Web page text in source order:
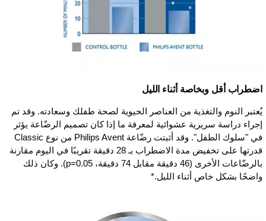
اضطراب أقل وبخاصة أثناء الليل
يُعتبر النوم والتغذية من العناصر الحيوية لصحة طفلك وسعادته. وقد تم
إجراء دراسة سريرية عشوائية لمعرفة ما إذا كان تصميم الرضّاعة يؤثر
في "سلوك الطفل". وقد أثبتت رضّاعة Philips Avent من نوع Classic
قدرتها على تخفيض مدة الاضطراب بـ 28 دقيقة تقريبًا في اليوم مقارنة
بالرضّاعات الأخرى (46 دقيقة مقابل 74 دقيقة، p=0.05). وكان ذلك
واضحًا بشكل خاص أثناء الليل.*